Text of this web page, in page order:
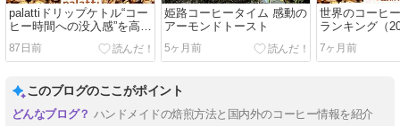
palattiドリップケトル“コー
ヒー時間への没入感”を高め
てくれる温度調節電気ケト
ル
87日前
姫路コーヒータイム 感動の
アーモンドトースト
5ヶ月前
世界のコーヒ
ランキング（
データ）
7ヶ月前
このブログのここがポイント
ハンドメイドの焙煎方法と国内外のコーヒー情報を紹介